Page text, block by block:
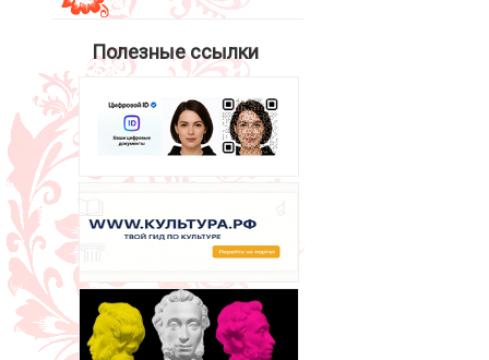
Полезные ссылки